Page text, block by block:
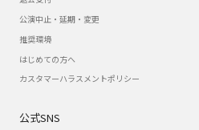
公演中止・延期・変更
推奨環境
はじめての方へ
カスタマーハラスメントポリシー
公式SNS